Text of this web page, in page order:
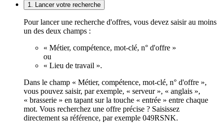
1. Lancer votre recherche
Pour lancer une recherche d'offres, vous devez saisir au moins
un des deux champs :
« Métier, compétence, mot-clé, n° d'offre »
ou
« Lieu de travail ».
Dans le champ « Métier, compétence, mot-clé, n° d'offre »,
vous pouvez saisir, par exemple, « serveur », « anglais »,
« brasserie » en tapant sur la touche « entrée » entre chaque
mot. Vous recherchez une offre précise ? Saisissez
directement sa référence, par exemple 049RSNK.